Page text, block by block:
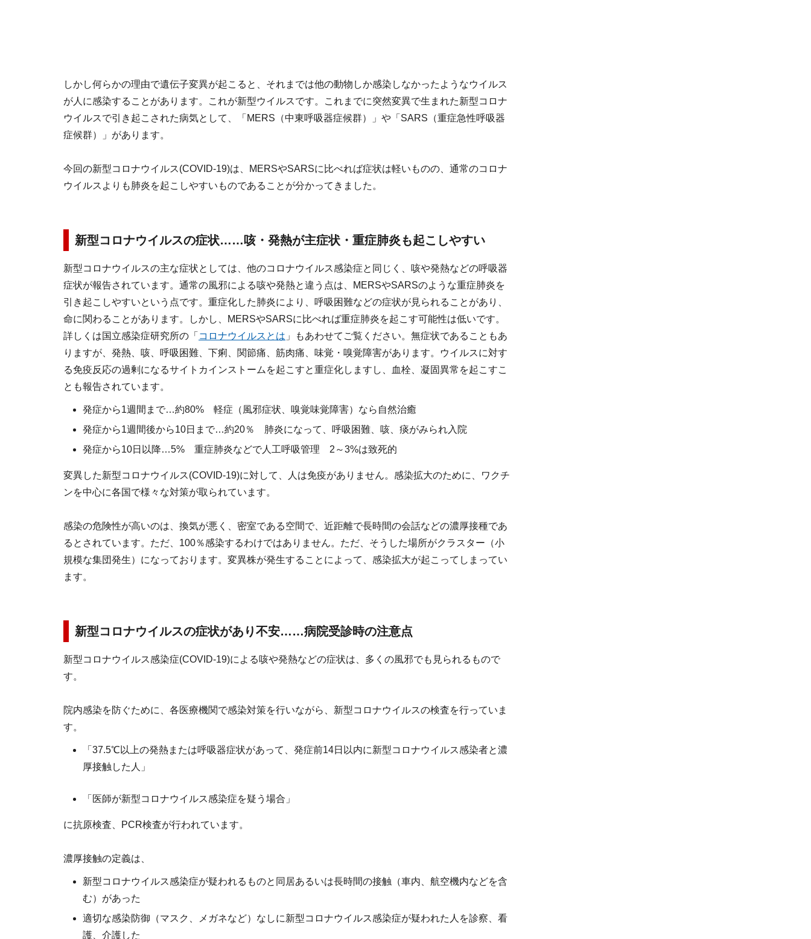
しかし何らかの理由で遺伝子変異が起こると、それまでは他の動物しか感染しなかったようなウイルス
が人に感染することがあります。これが新型ウイルスです。これまでに突然変異で生まれた新型コロナ
ウイルスで引き起こされた病気として、「MERS（中東呼吸器症候群）」や「SARS（重症急性呼吸器
症候群）」があります。
今回の新型コロナウイルス(COVID-19)は、MERSやSARSに比べれば症状は軽いものの、通常のコロナ
ウイルスよりも肺炎を起こしやすいものであることが分かってきました。
新型コロナウイルスの症状……咳・発熱が主症状・重症肺炎も起こしやすい
新型コロナウイルスの主な症状としては、他のコロナウイルス感染症と同じく、咳や発熱などの呼吸器
症状が報告されています。通常の風邪による咳や発熱と違う点は、MERSやSARSのような重症肺炎を
引き起こしやすいという点です。重症化した肺炎により、呼吸困難などの症状が見られることがあり、
命に関わることがあります。しかし、MERSやSARSに比べれば重症肺炎を起こす可能性は低いです。
詳しくは国立感染症研究所の「 コロナウイルスとは 」もあわせてご覧ください。無症状であることもあ
りますが、発熱、咳、呼吸困難、下痢、関節痛、筋肉痛、味覚・嗅覚障害があります。ウイルスに対す
る免疫反応の過剰になるサイトカインストームを起こすと重症化しますし、血栓、凝固異常を起こすこ
とも報告されています。
発症から1週間まで…約80% 軽症（風邪症状、嗅覚味覚障害）なら自然治癒
発症から1週間後から10日まで…約20％ 肺炎になって、呼吸困難、咳、痰がみられ入院
発症から10日以降…5% 重症肺炎などで人工呼吸管理 2～3%は致死的
変異した新型コロナウイルス(COVID-19)に対して、人は免疫がありません。感染拡大のために、ワクチ
ンを中心に各国で様々な対策が取られています。
感染の危険性が高いのは、換気が悪く、密室である空間で、近距離で長時間の会話などの濃厚接種であ
るとされています。ただ、100％感染するわけではありません。ただ、そうした場所がクラスター（小
規模な集団発生）になっております。変異株が発生することによって、感染拡大が起こってしまってい
ます。
新型コロナウイルスの症状があり不安……病院受診時の注意点
新型コロナウイルス感染症(COVID-19)による咳や発熱などの症状は、多くの風邪でも見られるもので
す。
院内感染を防ぐために、各医療機関で感染対策を行いながら、新型コロナウイルスの検査を行っていま
す。
「37.5℃以上の発熱または呼吸器症状があって、発症前14日以内に新型コロナウイルス感染者と濃
厚接触した人」
「医師が新型コロナウイルス感染症を疑う場合」
に抗原検査、PCR検査が行われています。
濃厚接触の定義は、
新型コロナウイルス感染症が疑われるものと同居あるいは長時間の接触（車内、航空機内などを含
む）があった
適切な感染防御（マスク、メガネなど）なしに新型コロナウイルス感染症が疑われた人を診察、看
護、介護した